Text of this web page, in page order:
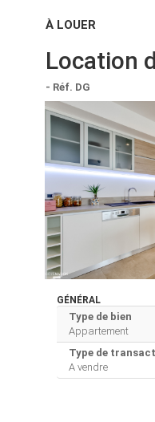
À LOUER
Location
- Réf. DG
GÉNÉRAL
Type de bien
Appartement
Type de
A vendre